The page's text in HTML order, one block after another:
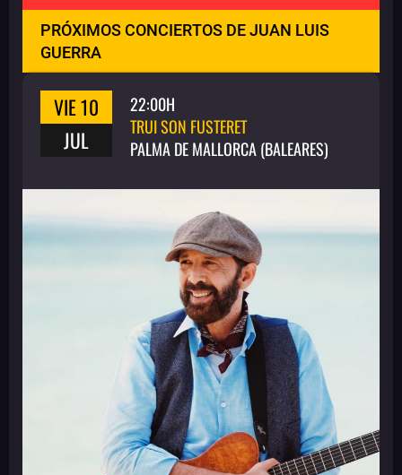
PRÓXIMOS CONCIERTOS DE JUAN LUIS
GUERRA
VIE 10
JUL
22:00H
TRUI SON FUSTERET
PALMA DE MALLORCA (BALEARES)